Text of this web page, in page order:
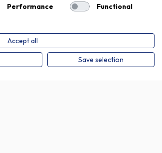
Privacy Policy
Performance
Functional
Accept all
Save selection